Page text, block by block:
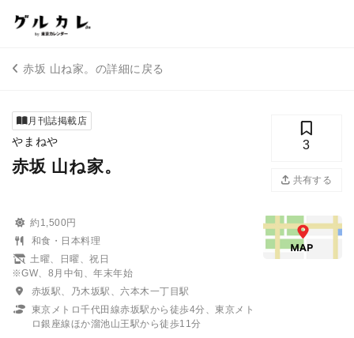
赤坂 山ね家。の詳細に戻る
月刊誌掲載店
やまねや
赤坂 山ね家。
3
共有する
約1,500円
和食・日本料理
土曜、日曜、祝日
※GW、8月中旬、年末年始
赤坂駅、乃木坂駅、六本木一丁目駅
東京メトロ千代田線赤坂駅から徒歩4分、東京メト
ロ銀座線ほか溜池山王駅から徒歩11分